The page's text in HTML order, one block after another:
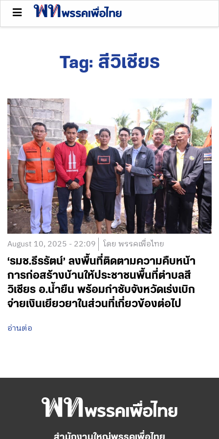
Tag: สีวิเชียร
August 10, 2025 - 22:09 โดย พรรคเพื่อไทย
‘รมช.ธีรรัตน์’ ลงพื้นที่ติดตามความคืบหน้า
การก่อสร้างบ้านให้ประชาชนพื้นที่ตำบลสี
วิเชียร อ.น้ำยืน พร้อมกำชับจังหวัดเร่งเบิก
จ่ายเงินเยียวยาในส่วนที่เกี่ยวข้องต่อไป
อ่านต่อ